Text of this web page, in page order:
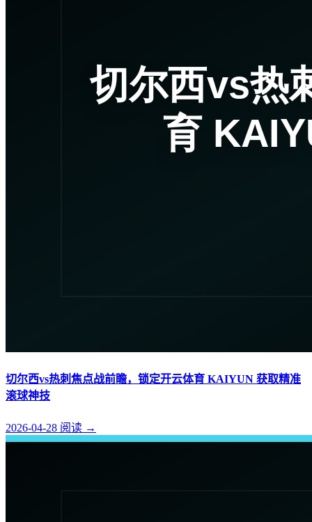
切尔西vs热刺焦点战前瞻，锁定开云体育 KAIYUN 获取精准
滚球神技
2026-04-28 阅读 →